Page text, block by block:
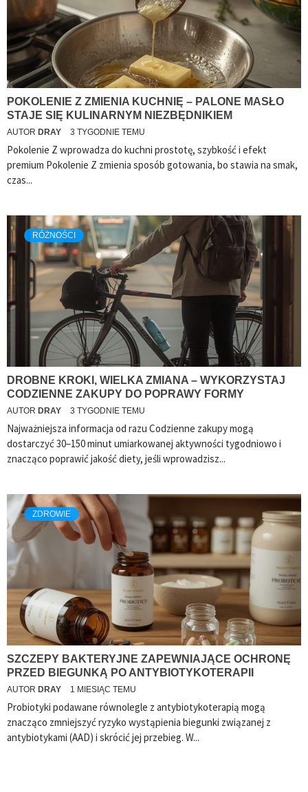
POKOLENIE Z ZMIENIA KUCHNIĘ – PALONE MASŁO
STAJE SIĘ KULINARNYM NIEZBĘDNIKIEM
AUTOR DRAY 3 TYGODNIE TEMU
Pokolenie Z wprowadza do kuchni prostotę, szybkość i efekt
premium Pokolenie Z zmienia sposób gotowania, bo stawia na smak,
czas...
RÓŻNOŚCI
DROBNE KROKI, WIELKA ZMIANA – WYKORZYSTAJ
CODZIENNE ZAKUPY DO POPRAWY FORMY
AUTOR DRAY 3 TYGODNIE TEMU
Najważniejsza informacja od razu Codzienne zakupy mogą
dostarczyć 30–150 minut umiarkowanej aktywności tygodniowo i
znacząco poprawić jakość diety, jeśli wprowadzisz...
ZDROWIE
SZCZEPY BAKTERYJNE ZAPEWNIAJĄCE OCHRONĘ
PRZED BIEGUNKĄ PO ANTYBIOTYKOTERAPII
AUTOR DRAY 1 MIESIĄC TEMU
Probiotyki podawane równolegle z antybiotykoterapią mogą
znacząco zmniejszyć ryzyko wystąpienia biegunki związanej z
antybiotykami (AAD) i skrócić jej przebieg. W...